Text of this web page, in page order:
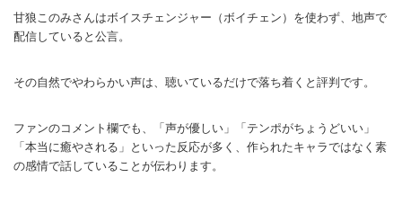
甘狼このみさんはボイスチェンジャー（ボイチェン）を使わず、地声で
配信していると公言。
その自然でやわらかい声は、聴いているだけで落ち着くと評判です。
ファンのコメント欄でも、「声が優しい」「テンポがちょうどいい」
「本当に癒やされる」といった反応が多く、作られたキャラではなく素
の感情で話していることが伝わります。